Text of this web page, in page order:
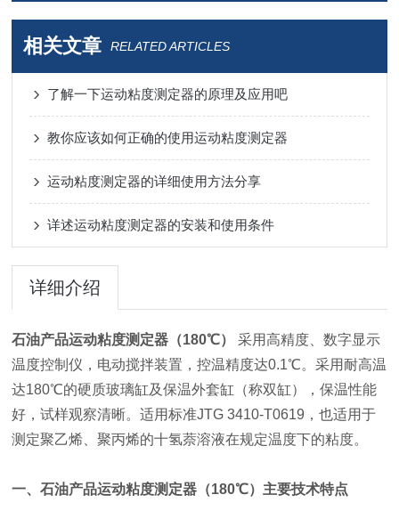
相关文章 RELATED ARTICLES
了解一下运动粘度测定器的原理及应用吧
教你应该如何正确的使用运动粘度测定器
运动粘度测定器的详细使用方法分享
详述运动粘度测定器的安装和使用条件
详细介绍
石油产品运动粘度测定器（180℃）采用高精度、数字显示
温度控制仪，电动搅拌装置，控温精度达0.1℃。采用耐高温
达180℃的硬质玻璃缸及保温外套缸（称双缸），保温性能
好，试样观察清晰。适用标准JTG 3410-T0619，也适用于
测定聚乙烯、聚丙烯的十氢萘溶液在规定温度下的粘度。
一、石油产品运动粘度测定器（180℃） 主要技术特点